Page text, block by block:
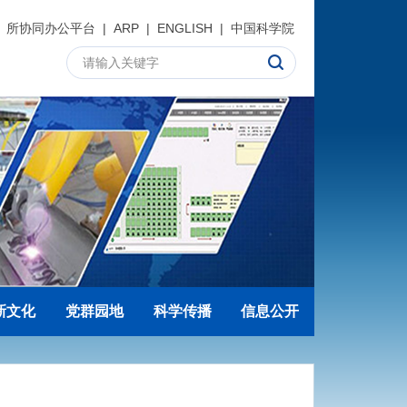
所协同办公平台 | ARP | ENGLISH | 中国科学院
文化 党群园地 科学传播 信息公开